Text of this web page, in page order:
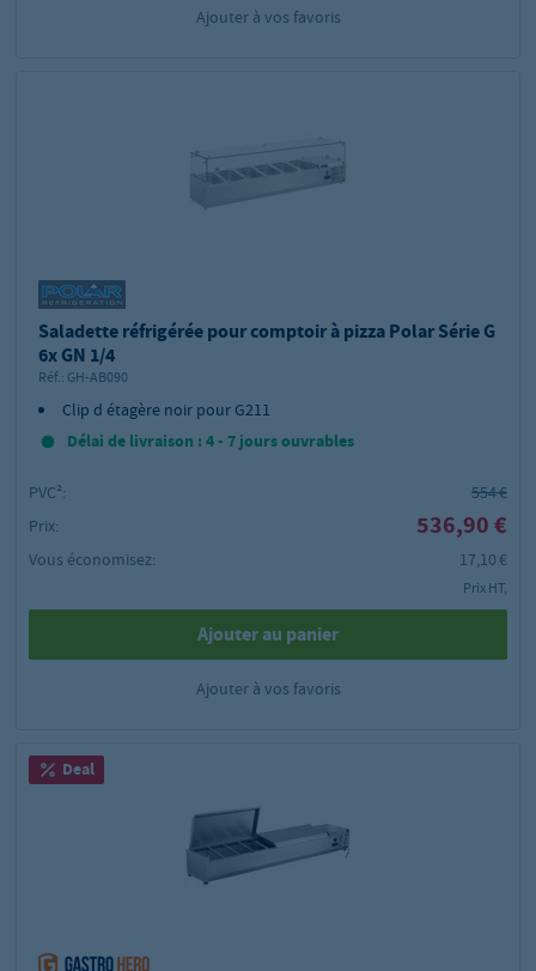
Ajouter à vos favoris
Saladette réfrigérée pour comptoir à pizza Polar Série G
6x GN 1/4
Réf.: GH-AB090
Clip d étagère noir pour G211
Délai de livraison : 4 - 7 jours ouvrables
PVC²:
554 €
Prix:
536,90 €
Vous économisez: 17,10 €
Prix HT,
Ajouter au panier
Ajouter à vos favoris
Deal